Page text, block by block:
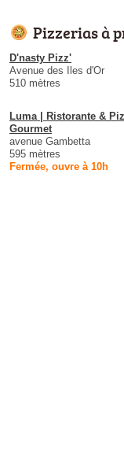
Pizzerias à
D'nasty Pizz'
Avenue des Iles d'Or
510 mètres
Luma | Ristorante &
Gourmet
avenue Gambetta
595 mètres
Fermée, ouvre à 10h